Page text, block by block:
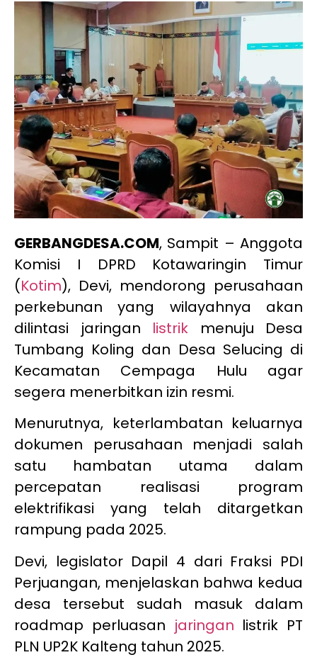
GERBANGDESA.COM, Sampit – Anggota
Komisi I DPRD Kotawaringin Timur
(Kotim), Devi, mendorong perusahaan
perkebunan yang wilayahnya akan
dilintasi jaringan listrik menuju Desa
Tumbang Koling dan Desa Selucing di
Kecamatan Cempaga Hulu agar
segera menerbitkan izin resmi.
Menurutnya, keterlambatan keluarnya
dokumen perusahaan menjadi salah
satu hambatan utama dalam
percepatan realisasi program
elektrifikasi yang telah ditargetkan
rampung pada 2025.
Devi, legislator Dapil 4 dari Fraksi PDI
Perjuangan, menjelaskan bahwa kedua
desa tersebut sudah masuk dalam
roadmap perluasan jaringan listrik PT
PLN UP2K Kalteng tahun 2025.